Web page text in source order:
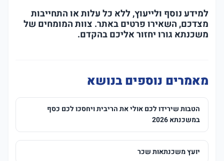
למידע נוסף ולייעוץ, ללא כל עלות או התחייבות
מצדכם, השאירו פרטים באתר. צוות המומחים של
משכנתא גורו יחזור אליכם בהקדם.
מאמרים נוספים בנושא
הטבות שירידו לכם אולי את הריבית ויחסכו לכם כסף
במשכנתא 2026
יועץ משכנתאות שכר